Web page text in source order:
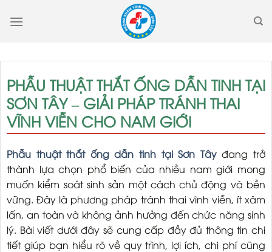
PHẪU THUẬT THẮT ỐNG DẪN TINH TẠI
SƠN TÂY – GIẢI PHÁP TRÁNH THAI
VĨNH VIỄN CHO NAM GIỚI
Phẫu thuật thắt ống dẫn tinh tại Sơn Tâyđang trở
thành lựa chọn phổ biến của nhiều nam giới mong
muốn kiểm soát sinh sản một cách chủ động và bền
vững. Đây là phương pháp tránh thai vĩnh viễn, ít xâm
lấn, an toàn và không ảnh hưởng đến chức năng sinh
lý. Bài viết dưới đây sẽ cung cấp đầy đủ thông tin chi
tiết giúp bạn hiểu rõ về quy trình, lợi ích, chi phí cũng